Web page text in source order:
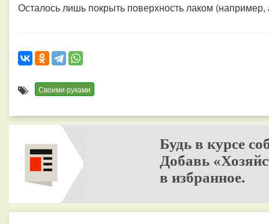
Осталось лишь покрыть поверхность лаком
Своими руками
Будь в курсе
Добавь
в избранное.